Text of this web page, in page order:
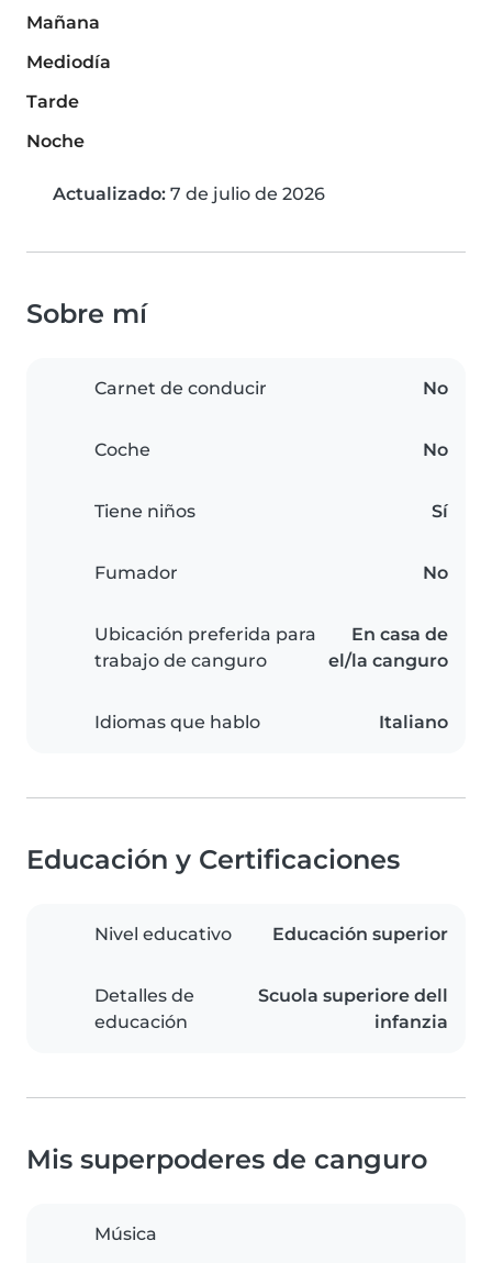
Mañana
Mediodía
Tarde
Noche
Actualizado: 7 de julio de 2026
Sobre mí
Carnet de conducir No
Coche No
Tiene niños Sí
Fumador No
Ubicación preferida para
trabajo de canguro
En casa de
el/la canguro
Idiomas que hablo Italiano
Educación y Certificaciones
Nivel educativo Educación superior
Detalles de
educación
Scuola superiore dell
infanzia
Mis superpoderes de canguro
Música